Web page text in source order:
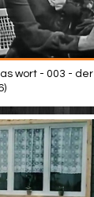
wort - 003 - der